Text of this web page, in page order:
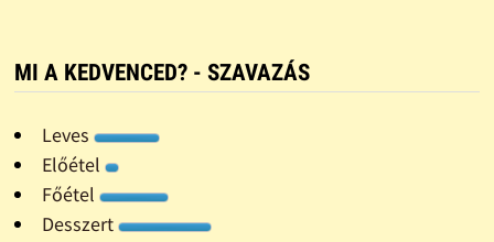
MI A KEDVENCED? - SZAVAZÁS
Leves
Előétel
Főétel
Desszert